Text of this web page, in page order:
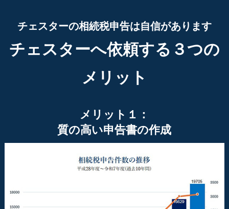
チェスターの相続税申告は自信があります
チェスターへ依頼する３つの
メリット
メリット１：
質の高い申告書の作成